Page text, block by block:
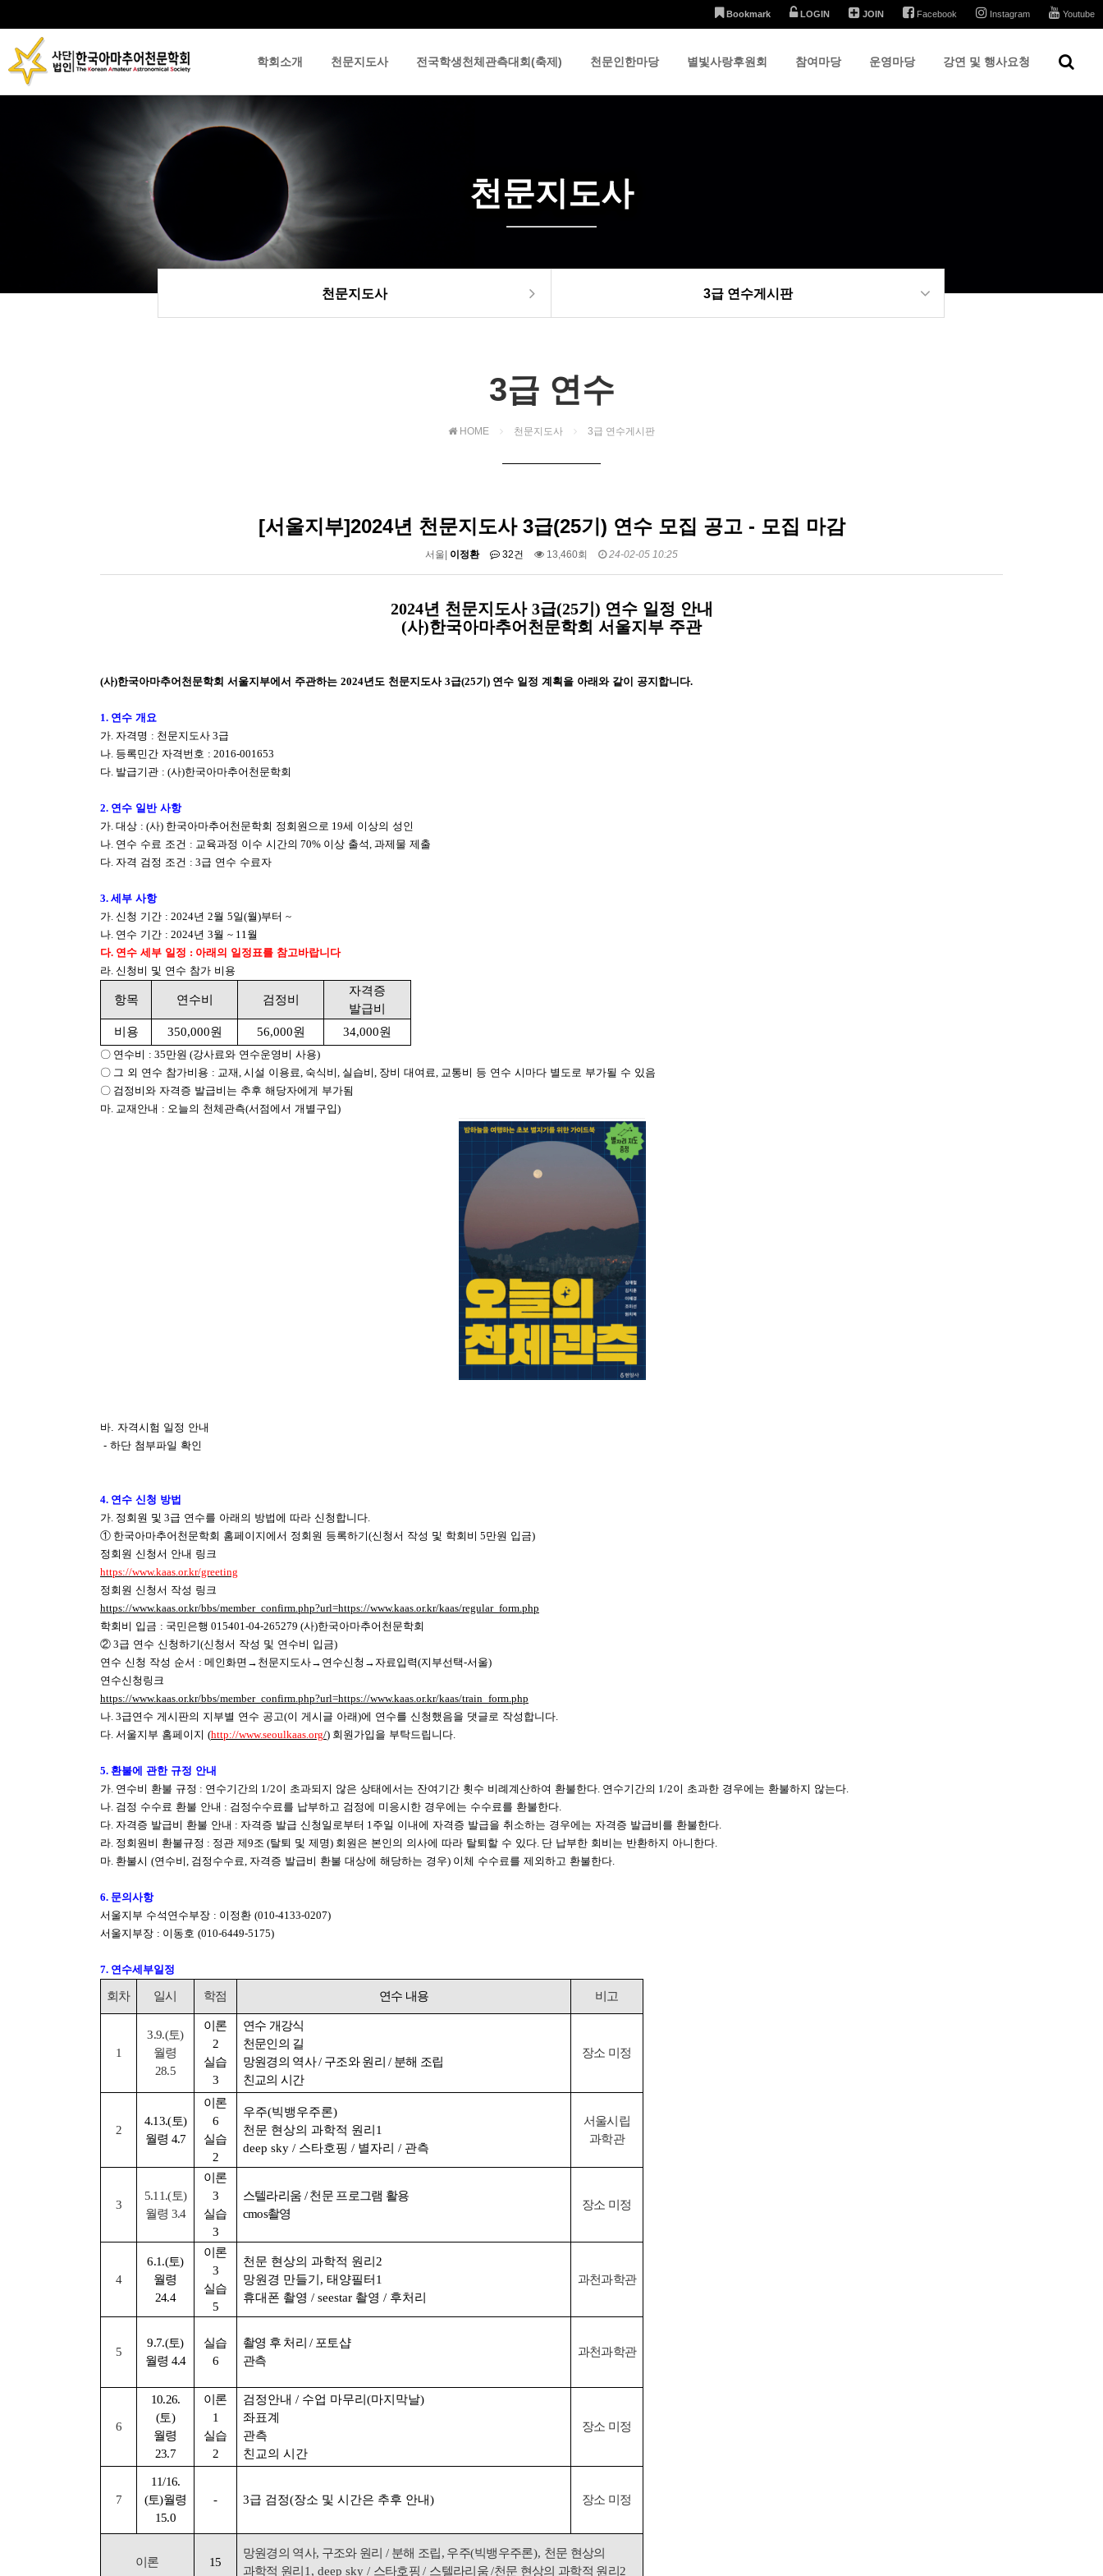
Bookmark LOGIN JOIN Facebook Instagram Youtube
학회소개 천문지도사 전국학생천체관측대회(축제) 천문인한마당 별빛사랑후원회 참여마당
하위분류
운영마당
하위분류
강연 및 행사요청
천문지도사
천문지도사 3급 연수게시판
3급 연수
HOME 천문지도사 3급 연수게시판
[서울지부]2024년 천문지도사 3급(25기) 연수 모집 공고 - 모집 마감
서울| 이정환 32건 13,460회 24-02-05 10:25
2024년 천문지도사 3급(25기 ) 연수 일정 안내
(사)한국아마추어천문학회 서울지부 주관
(사)한국아마추어천문학회 서울지부에서 주관하는 2024년도 천문지도사 3급(25기 ) 연수 일정 계획을 아래와 같이 공지합니다.
1. 연수 개요
가. 자격명 : 천문지도사 3급
나. 등록민간 자격번호 : 2016-001653
다. 발급기관 : (사)한국아마추어천문학회
2. 연수 일반 사항
가. 대상 : (사) 한국아마추어천문학회 정회원으로 19세 이상의 성인
나. 연수 수료 조건 : 교육과정 이수 시간의 70% 이상 출석, 과제물 제출
다. 자격 검정 조건 : 3급 연수 수료자
3. 세부 사항
가. 신청 기간 : 2024년 2월 5일(월)부터 ~
나. 연수 기간 : 2024년 3월 ~ 11월
다. 연수 세부 일정 : 아래의 일정표를 참고바랍니다
라. 신청비 및 연수 참가 비용
항목 연수비 검정비
자격증
발급비
비용
350,000원 56,000원 34,000원
〇 연수비 : 35만원 (강사료와 연수운영비 사용)
〇 그 외 연수 참가비용 : 교재, 시설 이용료, 숙식비, 실습비, 장비 대여료, 교통비 등 연수 시마다 별도로 부가될 수 있음
〇 검정비와 자격증 발급비는 추후 해당자에게 부가됨
마. 교재안내 : 오늘의 천체관측(서점에서 개별구입)
바. 자격시험 일정 안내
- 하단 첨부파일 확인
4. 연수 신청 방법
가. 정회원 및 3급 연수를 아래의 방법에 따라 신청합니다.
① 한국아마추어천문학회 홈페이지에서 정회원 등록하기(신청서 작성 및 학회비 5만원 입금)
정회원 신청서 안내 링크
https://www.kaas.or.kr/greeting
정회원 신청서 작성 링크
https://www.kaas.or.kr/bbs/member_confirm.php?url=https://www.kaas.or.kr/kaas/regular_form.php
학회비 입금 : 국민은행 015401-04-265279 (사)한국아마추어천문학회
② 3급 연수 신청하기(신청서 작성 및 연수비 입금)
연수 신청 작성 순서 : 메인화면 → 천문지도사→ 연수신청 →자료입력(지부선택-서울)
연수신청링크
https://www.kaas.or.kr/bbs/member_confirm.php?url=https://www.kaas.or.kr/kaas/train_form.php
나. 3급연수 게시판의 지부별 연수 공고(이 게시글 아래)에 연수를 신청했음을 댓글로 작성합니다.
다. 서울지부 홈페이지 (http://www.seoulkaas.org/) 회원가입을 부탁드립니다.
5. 환불에 관한 규정 안내
가. 연수비 환불 규정 : 연수기간의 1/2이 초과되지 않은 상태에서는 잔여기간 횟수 비례계산하여 환불한다. 연수기간의 1/2이 초과한 경우에는 환불하지 않는다.
나. 검정 수수료 환불 안내 : 검정수수료를 납부하고 검정에 미응시한 경우에는 수수료를 환불한다.
다. 자격증 발급비 환불 안내 : 자격증 발급 신청일로부터 1주일 이내에 자격증 발급을 취소하는 경우에는 자격증 발급비를 환불한다.
라. 정회원비 환불규정 : 정관 제9조 (탈퇴 및 제명) 회원은 본인의 의사에 따라 탈퇴할 수 있다. 단 납부한 회비는 반환하지 아니한다.
마. 환불시 (연수비, 검정수수료, 자격증 발급비 환불 대상에 해당하는 경우) 이체 수수료를 제외하고 환불한다.
6. 문의사항
서울지부 수석연수부장 : 이정환 (010-4133-0207)
서울지부장 : 이동호 (010-6449-5175)
7. 연수세부일정
회차 일시 학점 연수 내용 비고
1
3.9.(토)
월령
28.5
이론
2
실습
3
연수 개강식
천문인의 길
망원경의 역사/ 구조와 원리/ 분해 조립
친교의 시간
장소 미정
2
4.13.(토)
월령 4.7
이론
6
실습
2
우주(빅뱅우주론)
천문 현상의 과학적 원리 1
deep sky / 스타호핑 / 별자리 / 관측
서울시립
과학관
3
5.11.(토)
월령 3.4
이론
3
실습
3
스텔라리움 /천문 프로그램 활용
cmos촬영
장소 미정
4
6.1.(토)
월령
24.4
이론
3
실습
5
천문 현상의 과학적 원리 2
망원경 만들기 , 태양필터 1
휴대폰 촬영 / seestar 촬영 / 후처리
과천과학관
5
9.7.(토)
월령 4.4
실습
6
촬영 후 처리/ 포토샵
관측
과천과학관
6
10.26.
(토)
월령
23.7
이론
1
실습
2
검정안내 / 수업 마무리 (마지막날)
좌표계
관측
친교의 시간
장소 미정
7
11/16.
(토)월령
15.0
- 3급 검정(장소 및 시간은 추후 안내) 장소 미정
이론 15
망원경의 역사, 구조와 원리/ 분해 조립, 우주(빅뱅우주론), 천문 현상의
과학적 원리 1, deep sky / 스타호핑/ 스텔라리움/천문 현상의 과학적 원리 2